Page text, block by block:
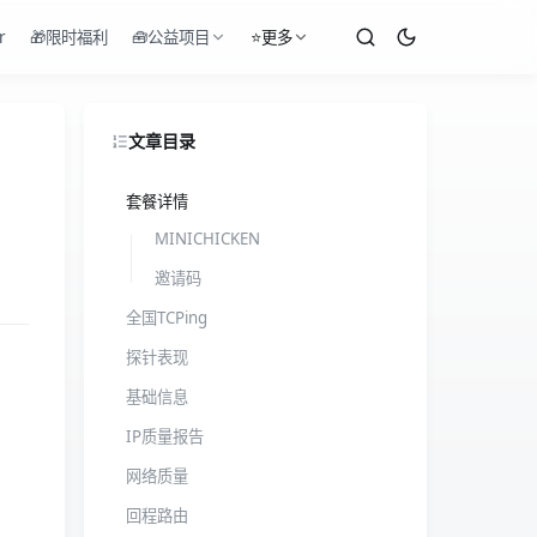
🎁限时福利 🧰公益项目 ⭐更多
文章目录
套餐详情
MINICHICKEN
邀请码
全国TCPing
探针表现
基础信息
IP质量报告
网络质量
回程路由